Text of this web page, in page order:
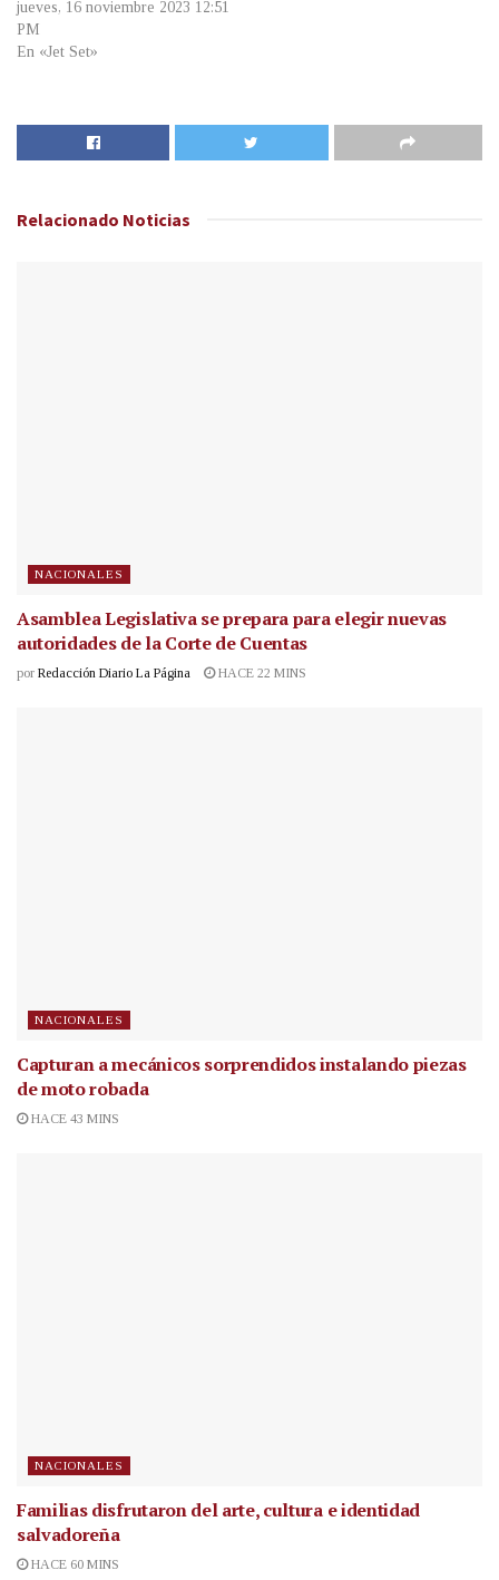
jueves, 16 noviembre 2023 12:51
PM
En «Jet Set»
Relacionado Noticias
NACIONALES
Asamblea Legislativa se prepara para elegir nuevas
autoridades de la Corte de Cuentas
por Redacción Diario La Página HACE 22 MINS
NACIONALES
Capturan a mecánicos sorprendidos instalando piezas
de moto robada
HACE 43 MINS
NACIONALES
Familias disfrutaron del arte, cultura e identidad
salvadoreña
HACE 60 MINS